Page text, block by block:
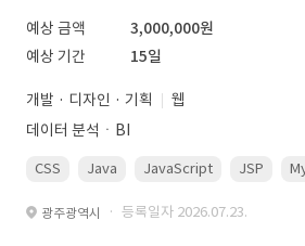
예상 금액
3,000,000원
예상 기간
15일
개발 · 디자인 · 기획
웹
데이터 분석ㆍBI
CSS Java JavaScript JSP
광주광역시 · 등록일자 2026.07.23.